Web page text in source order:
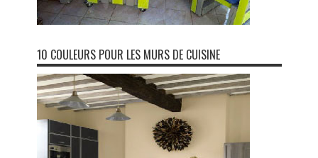
10 COULEURS POUR LES MURS DE CUISINE